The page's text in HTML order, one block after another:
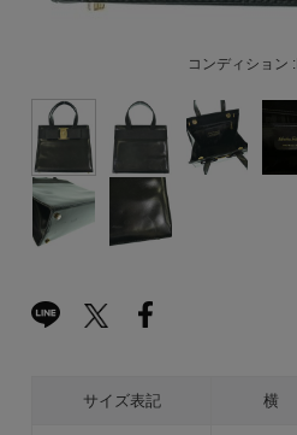
コンディション :
サイズ表記 横